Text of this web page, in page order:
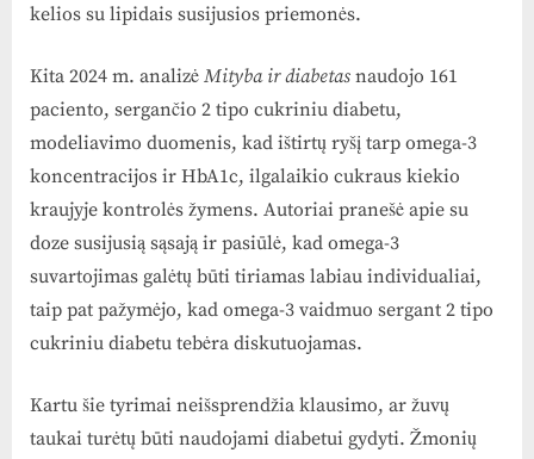
kelios su lipidais susijusios priemonės.
Kita 2024 m. analizė Mityba ir diabetas naudojo 161
paciento, sergančio 2 tipo cukriniu diabetu,
modeliavimo duomenis, kad ištirtų ryšį tarp omega-3
koncentracijos ir HbA1c, ilgalaikio cukraus kiekio
kraujyje kontrolės žymens. Autoriai pranešė apie su
doze susijusią sąsają ir pasiūlė, kad omega-3
suvartojimas galėtų būti tiriamas labiau individualiai,
taip pat pažymėjo, kad omega-3 vaidmuo sergant 2 tipo
cukriniu diabetu tebėra diskutuojamas.
Kartu šie tyrimai neišsprendžia klausimo, ar žuvų
taukai turėtų būti naudojami diabetui gydyti. Žmonių